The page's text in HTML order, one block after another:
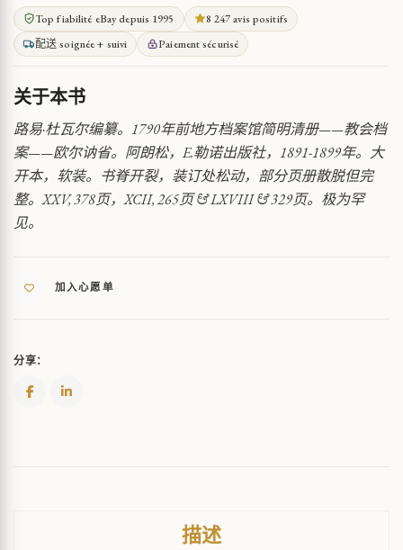
讷
省
1790
年
前
档
案
馆
清
册
QUANTITY
Top fiabilité eBay depuis 1995
8 247 avis positifs
配送 soignée + suivi
Paiement sécurisé
关于本书
路易·杜瓦尔编纂。1790年前地方档案馆简明清册——教会档
案——欧尔讷省。阿朗松，E.勒诺出版社，1891-1899年。大
开本，软装。书脊开裂，装订处松动，部分页册散脱但完
整。XXV, 378页，XCII, 265页 & LXVIII & 329页。极为罕
见。
加入心愿单
分享：
描述